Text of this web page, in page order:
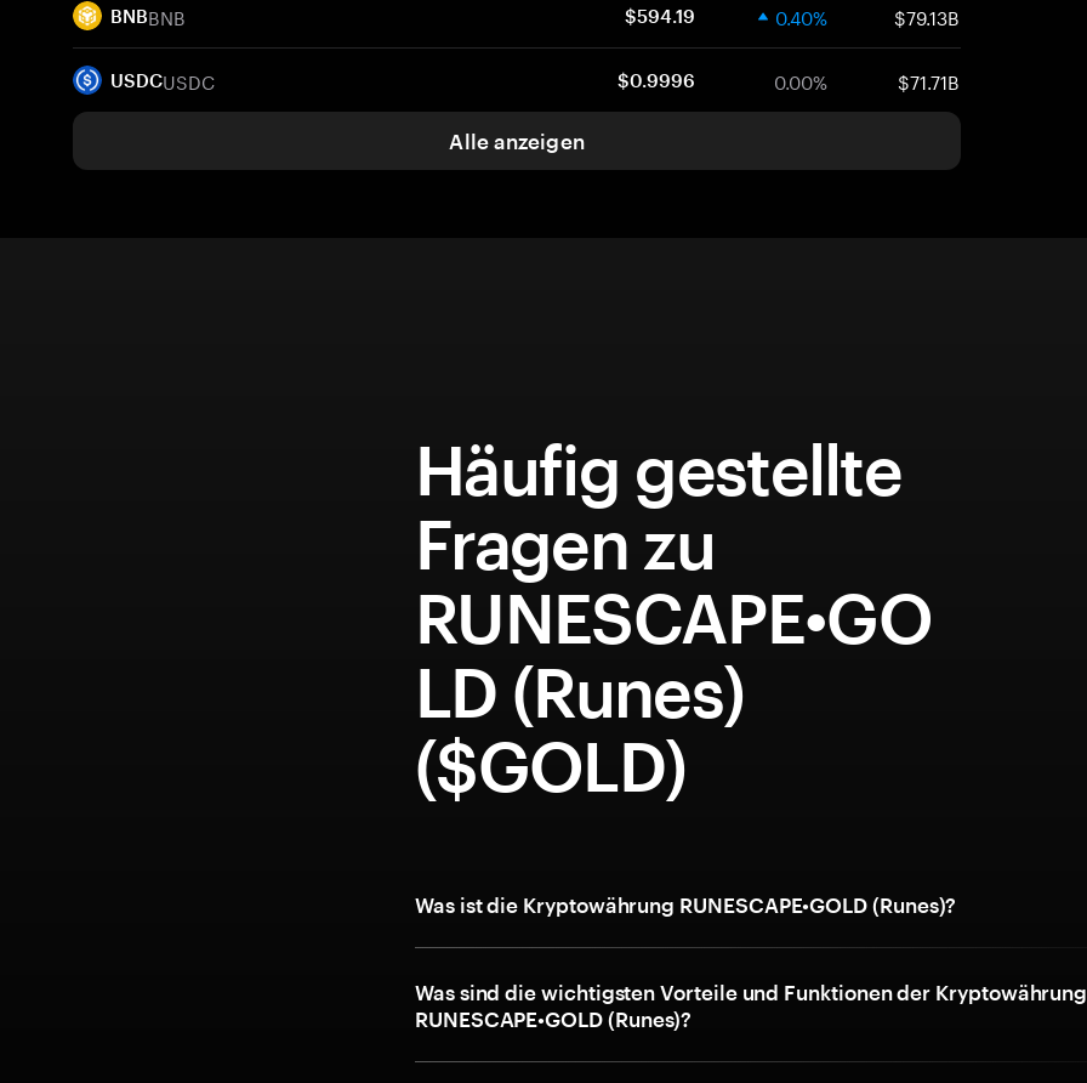
BNBBNB $594.19 0.40% $79.13B
USDCUSDC $0.9996 0.00% $71.71B
Alle anzeigen
Häufig gestellte
Fragen zu
RUNESCAPE•GO
LD (Runes)
($GOLD)
Was ist die Kryptowährung RUNESCAPE•GOLD (Runes)?
Was sind die wichtigsten Vorteile und Funktionen der Kryptowährung
RUNESCAPE•GOLD (Runes)?